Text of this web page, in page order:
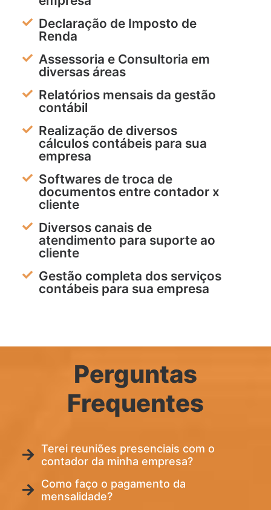
Declaração de Imposto de
Renda
Assessoria e Consultoria em
diversas áreas
Relatórios mensais da gestão
contábil
Realização de diversos
cálculos contábeis para sua
empresa
Softwares de troca de
documentos entre contador x
cliente
Diversos canais de
atendimento para suporte ao
cliente
Gestão completa dos serviços
contábeis para sua empresa
Perguntas
Frequentes
Terei reuniões presenciais com o
contador da minha empresa?
Como faço o pagamento da
mensalidade?